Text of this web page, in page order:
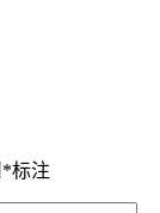
*标注